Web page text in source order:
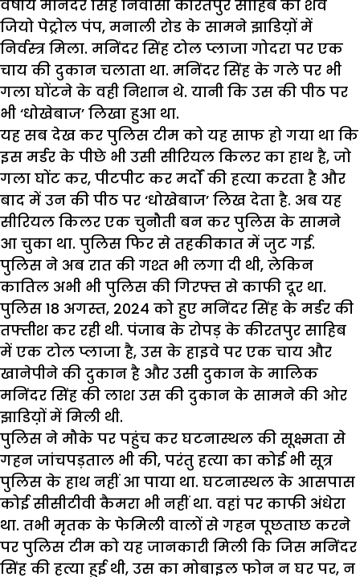
वर्षीय मनिंदर सिंह निवासी कीरतपुर साहिब का शव
जियो पेट्रोल पंप, मनाली रोड के सामने झाडिय़ों में
निर्वस्त्र मिला. मनिंदर सिंह टोल प्लाजा गोदरा पर एक
चाय की दुकान चलाता था. मनिंदर सिंह के गले पर भी
गला घोंटने के वही निशान थे. यानी कि उस की पीठ पर
भी ‘धोखेबाज’ लिखा हुआ था.
यह सब देख कर पुलिस टीम को यह साफ हो गया था कि
इस मर्डर के पीछे भी उसी सीरियल किलर का हाथ है, जो
गला घोंट कर, पीटपीट कर मर्दों की हत्या करता है और
बाद में उन की पीठ पर ‘धोखेबाज’ लिख देता है. अब यह
सीरियल किलर एक चुनौती बन कर पुलिस के सामने
आ चुका था. पुलिस फिर से तहकीकात में जुट गई.
पुलिस ने अब रात की गश्त भी लगा दी थी, लेकिन
कातिल अभी भी पुलिस की गिरफ्त से काफी दूर था.
पुलिस 18 अगस्त, 2024 को हुए मनिंदर सिंह के मर्डर की
तफ्तीश कर रही थी. पंजाब के रोपड़ के कीरतपुर साहिब
में एक टोल प्लाजा है, उस के हाइवे पर एक चाय और
खानेपीने की दुकान है और उसी दुकान के मालिक
मनिंदर सिंह की लाश उस की दुकान के सामने की ओर
झाडिय़ों में मिली थी.
पुलिस ने मौके पर पहुंच कर घटनास्थल की सूक्ष्मता से
गहन जांचपड़ताल भी की, परंतु हत्या का कोई भी सूत्र
पुलिस के हाथ नहीं आ पाया था. घटनास्थल के आसपास
कोई सीसीटीवी कैमरा भी नहीं था. वहां पर काफी अंधेरा
था. तभी मृतक के फेमिली वालों से गहन पूछताछ करने
पर पुलिस टीम को यह जानकारी मिली कि जिस मनिंदर
सिंह की हत्या हुई थी, उस का मोबाइल फोन न घर पर, न